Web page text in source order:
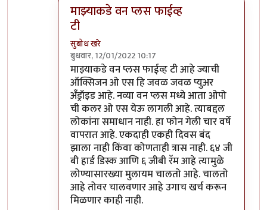
माझ्याकडे वन प्लस फाईव्ह
टी
सुबोध खरे
बुधवार, 12/01/2022 10:17
In reply toअसंच काही नाहीbyजेम्स वांड
माझ्याकडे वन प्लस फाईव्ह टी आहे ज्याची
ऑक्सिजन ओ एस हि जवळ जवळ प्युअर
अँड्रॉइड आहे. नव्या वन प्लस मध्ये आता ओपो
ची कलर ओ एस येऊ लागली आहे. त्याबद्दल
लोकांना समाधान नाही. हा फोन गेली चार वर्षे
वापरात आहे. एकदाही एकही दिवस बंद
झाला नाही किंवा कोणताही त्रास नाही. ६४ जी
बी हार्ड डिस्क आणि ६ जीबी रॅम आहे त्यामुळे
लोण्यासारख्या मुलायम चालतो आहे. चालतो
आहे तोवर चालवणार आहे उगाच खर्च करून
मिळणार काही नाही.